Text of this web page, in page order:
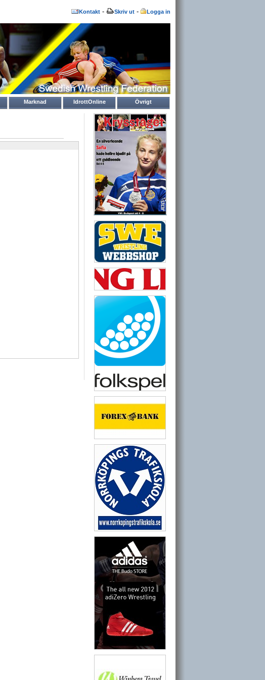
Kontakt - Skriv ut - Logga in
Marknad IdrottOnline Övrigt